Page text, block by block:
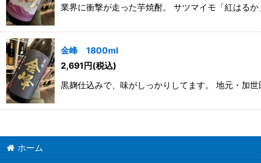
業界に衝撃が走った芋焼酎。 サツマイモ「紅はる
金峰 1800ml
2,691円(税込)
黒麹仕込みで、味がしっかりしてます。 地元・加
ホーム